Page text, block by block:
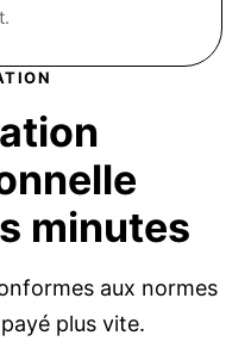
minutes
aux normes
plus vite.